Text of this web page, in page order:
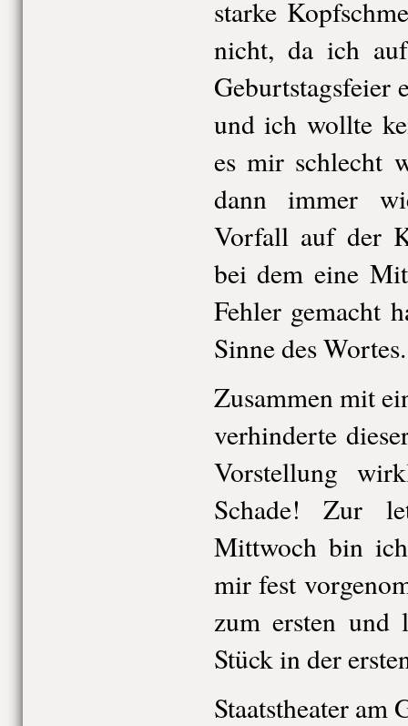
starke
nicht, da ich
Geburtstagsfeier
und ich wollte
es mir schlecht
dann immer
Vorfall auf der
bei dem eine
Fehler gemacht
Sinne des Wortes.
Zusammen mit
verhinderte
Vorstellung
Schade! Zur
Mittwoch bin
mir fest
zum ersten und
Stück in der
Staatstheater am